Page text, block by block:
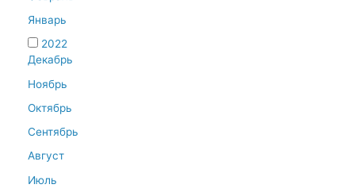
Январь
2022
Декабрь
Ноябрь
Октябрь
Сентябрь
Август
Июль